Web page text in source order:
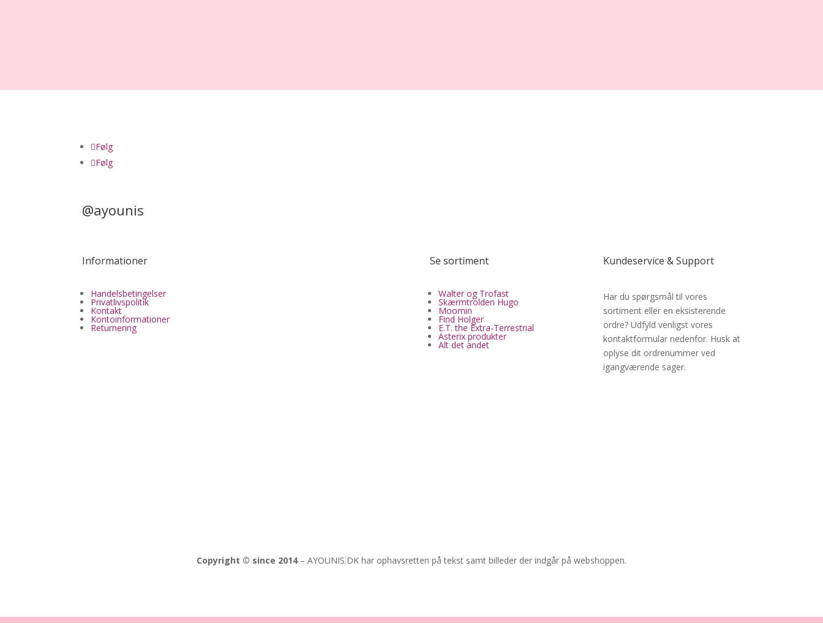
Følg
Følg
@ayounis
Informationer
Handelsbetingelser
Privatlivspolitik
Kontakt
Kontoinformationer
Returnering
Se sortiment
Walter og Trofast
Skærmtrolden Hugo
Moomin
Find Holger
E.T. the Extra-Terrestrial
Asterix produkter
Alt det andet
Kundeservice & Support
Har du spørgsmål til vores
sortiment eller en eksisterende
ordre? Udfyld venligst vores
kontaktformular nedenfor. Husk at
oplyse dit ordrenummer ved
igangværende sager.
Copyright © since 2014– AYOUNIS.DK har ophavsretten på tekst samt billeder der indgår på webshoppen.